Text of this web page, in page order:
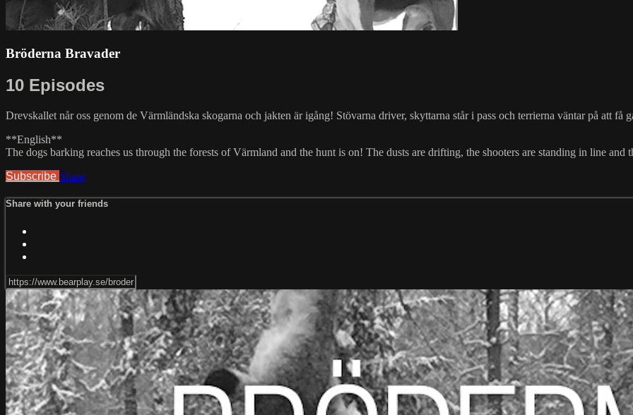
Bröderna Bravader
10 Episodes
Drevskallet når oss genom de Värmländska skogarna och jakten är igång! Stövarna driver, skyttarna står i pass och terrierna väntar på att få
**English**
The dogs barking reaches us through the forests of Värmland and the hunt is on! The dusts are drifting, the shooters are standing in line
Subscribe Share
Share with your friends